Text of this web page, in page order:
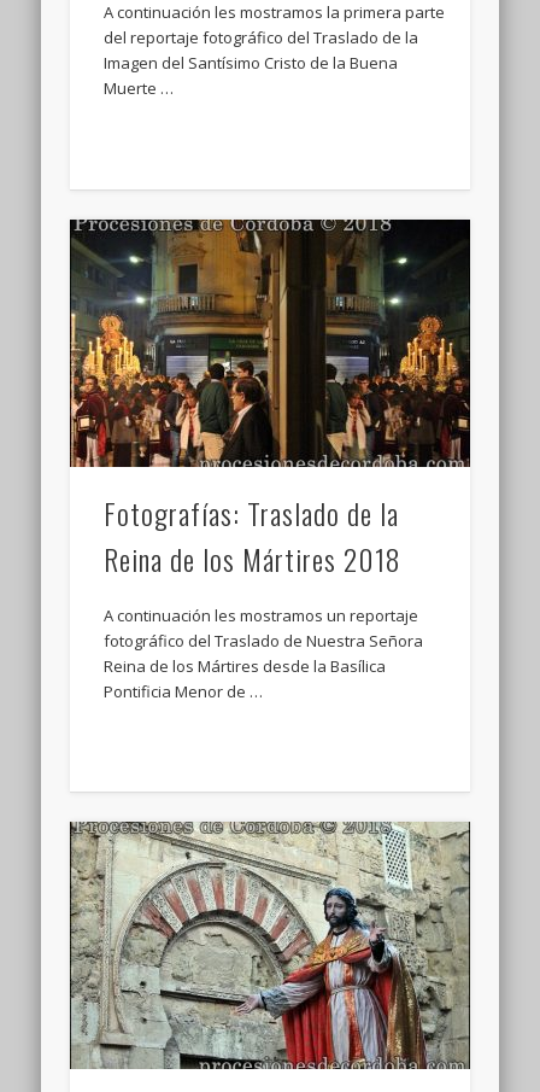
A continuación les mostramos la primera parte
del reportaje fotográfico del Traslado de la
Imagen del Santísimo Cristo de la Buena
Muerte …
Fotografías: Traslado de la
Reina de los Mártires 2018
A continuación les mostramos un reportaje
fotográfico del Traslado de Nuestra Señora
Reina de los Mártires desde la Basílica
Pontificia Menor de …